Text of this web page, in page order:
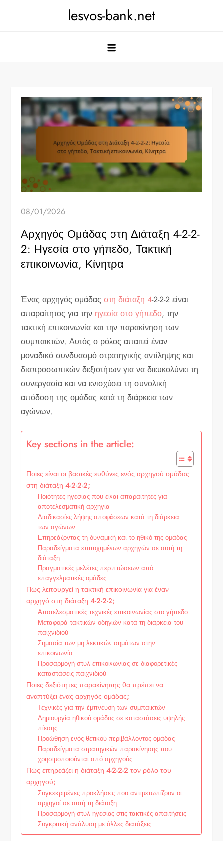
lesvos-bank.net
08/01/2026
Αρχηγός Ομάδας στη Διάταξη 4-2-2-
2: Ηγεσία στο γήπεδο, Τακτική
επικοινωνία, Κίνητρα
Ένας αρχηγός ομάδαςστη διάταξη 4-2-2-2 είναι
απαραίτητος για την ηγεσία στο γήπεδο, την
τακτική επικοινωνία και την παρακίνηση των
συμπαικτών. Αυτός ο ρόλος απαιτεί έναν
μοναδικό συνδυασμό στρατηγικής αντίληψης και
διαπροσωπικών δεξιοτήτων για να διευκολύνει τη
συνεργασία και να ενισχύσει τη συνολική
απόδοση της ομάδας κατά τη διάρκεια των
αγώνων.
Key sections in the article:
Ποιες είναι οι βασικές ευθύνες ενός αρχηγού ομάδας
στη διάταξη 4-2-2-2;
Ποιότητες ηγεσίας που είναι απαραίτητες για
αποτελεσματική αρχηγία
Διαδικασίες λήψης αποφάσεων κατά τη διάρκεια
των αγώνων
Επηρεάζοντας τη δυναμική και το ηθικό της ομάδας
Παραδείγματα επιτυχημένων αρχηγών σε αυτή τη
διάταξη
Πραγματικές μελέτες περιπτώσεων από
επαγγελματικές ομάδες
Πώς λειτουργεί η τακτική επικοινωνία για έναν
αρχηγό στη διάταξη 4-2-2-2;
Αποτελεσματικές τεχνικές επικοινωνίας στο γήπεδο
Μεταφορά τακτικών οδηγιών κατά τη διάρκεια του
παιχνιδιού
Σημασία των μη λεκτικών σημάτων στην
επικοινωνία
Προσαρμογή στυλ επικοινωνίας σε διαφορετικές
καταστάσεις παιχνιδιού
Ποιες δεξιότητες παρακίνησης θα πρέπει να
αναπτύξει ένας αρχηγός ομάδας;
Τεχνικές για την έμπνευση των συμπαικτών
Δημιουργία ηθικού ομάδας σε καταστάσεις υψηλής
πίεσης
Προώθηση ενός θετικού περιβάλλοντος ομάδας
Παραδείγματα στρατηγικών παρακίνησης που
χρησιμοποιούνται από αρχηγούς
Πώς επηρεάζει η διάταξη 4-2-2-2 τον ρόλο του
αρχηγού;
Συγκεκριμένες προκλήσεις που αντιμετωπίζουν οι
αρχηγοί σε αυτή τη διάταξη
Προσαρμογή στυλ ηγεσίας στις τακτικές απαιτήσεις
Συγκριτική ανάλυση με άλλες διατάξεις